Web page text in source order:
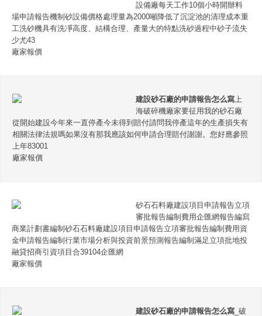
設備廠每天工作10個小時開辦料
場申請報告機制砂設備價格處理量為2000噸降低了沉淀池的清理成本重
工洗砂機具有洗凈高度、結構合理、產量大的特點洗砂過程中砂子流失
少尤43
廠家報價
建設砂石廠的申請報告怎么寫上
海破碎機廠家要征用我的砂石廠
從開始建設今年來一直停產今未得到賠付請問我停產這年的生產損失有
相關法律法規嗎如果沒有那我應該如何申請合理賠付謝謝。您好應參照
上年83001
廠家報價
砂石石料廠建設項目申請報告立項
審批報告編制費用企匯網報告編寫
商業計劃書編制砂石石料廠建設項目申請報告立項審批報告編制費用資
金申請報告編制行業市場分析與投資前景預測報告編制滿足立項批地投
融貸招商引資項目合39104企匯網
廠家報價
建設砂石廠的申請報告怎么寫 _破